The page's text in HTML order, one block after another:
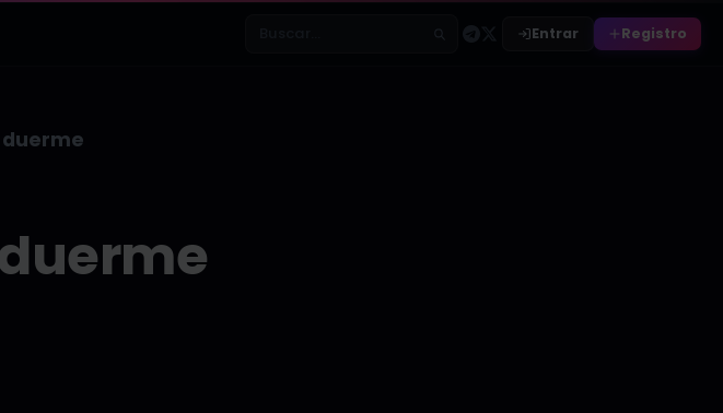
Entrar Registro
duerme